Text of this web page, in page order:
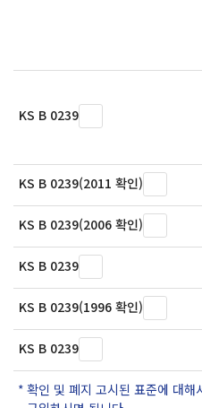
KS B 0239
KS B 0239(2011 확인)
KS B 0239(2006 확인)
KS B 0239
KS B 0239(1996 확인)
KS B 0239
확인 및 폐지 고시된 표준에 대